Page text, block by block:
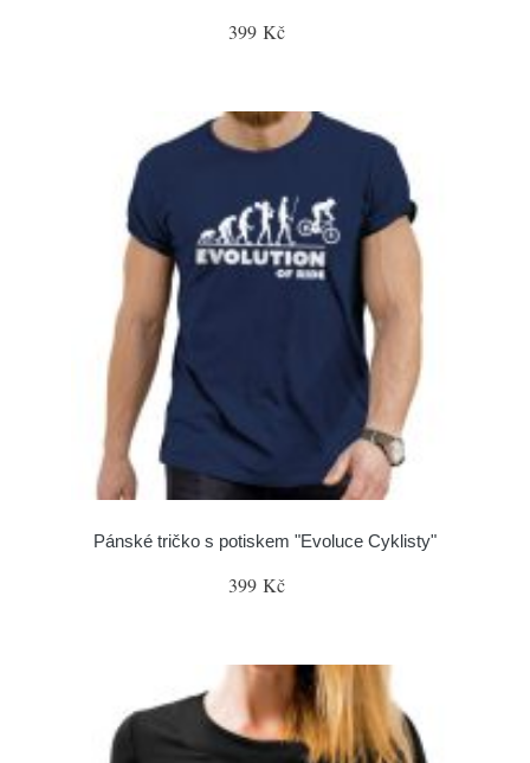
399 Kč
Pánské tričko s potiskem "Evoluce Cyklisty"
399 Kč